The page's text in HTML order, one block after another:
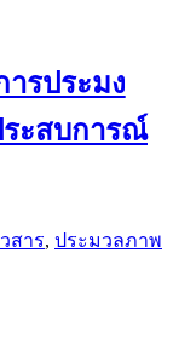
ารประมง
ระสบการณ์
สาร, ประมวลภาพ